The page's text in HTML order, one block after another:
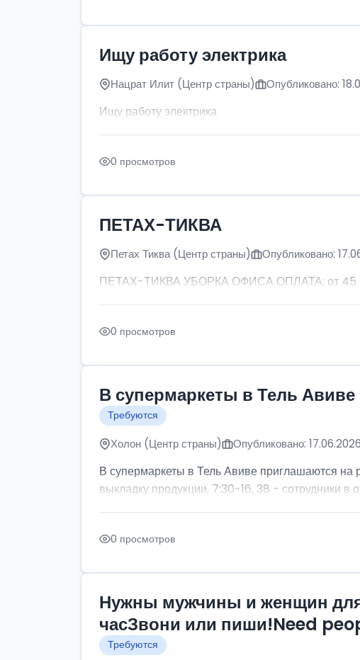
Ищу работу электрика
Нацрат Илит (Центр страны) Опубликовано:
Ищу работу электрика
0 просмотров
ПЕТАХ-ТИКВА
Петах Тиква (Центр страны) Опубликовано:
ПЕТАХ-ТИКВА УБОРКА ОФИСА ОПЛАТА: от 45
0 просмотров
В супермаркеты в Тель
Требуются
Холон (Центр страны) Опубликовано: 17.06.2026
В супермаркеты в Тель Авиве приглашаются на
выкладку продукции, 7:30-16, 38 - сотрудники в
0 просмотров
Нужны мужчины и женщин
часЗвони или пиши!Need
Требуются